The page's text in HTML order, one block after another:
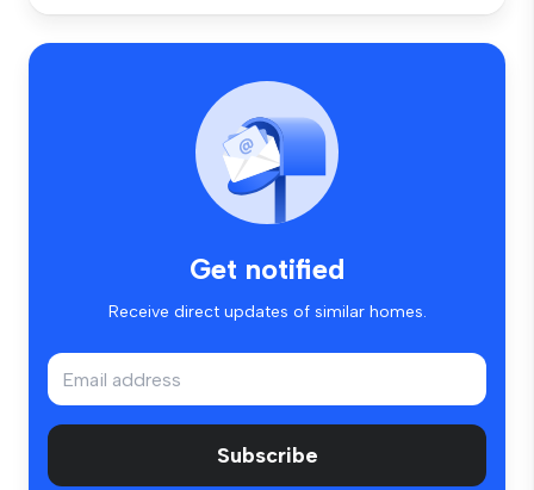
Get notified
Receive direct updates of similar homes.
Subscribe